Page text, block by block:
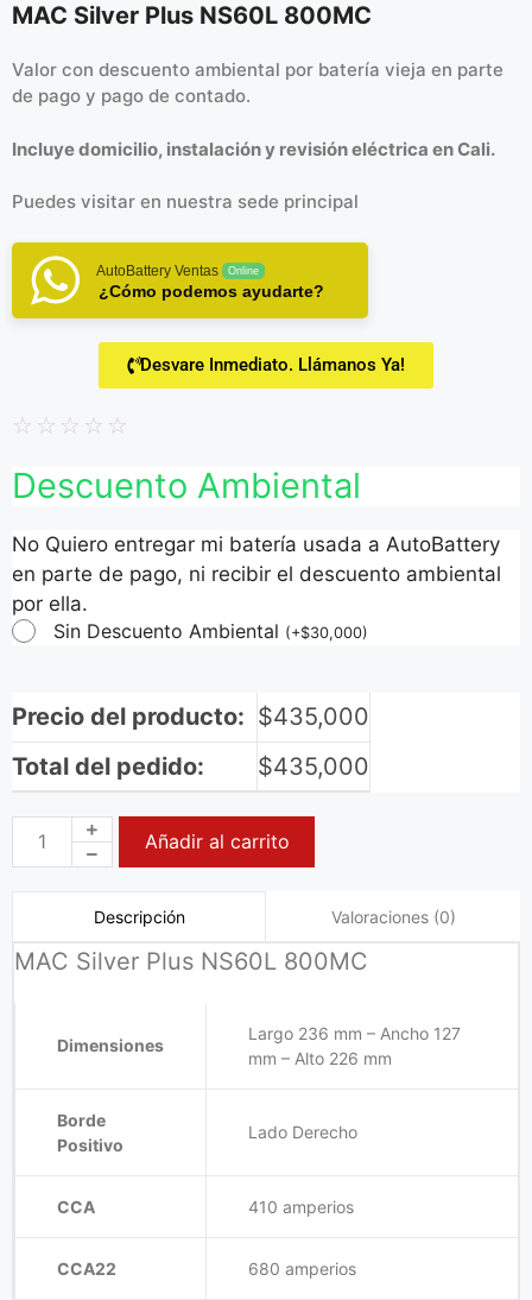
MAC Silver Plus NS60L 800MC
Valor con descuento ambiental por batería vieja en parte
de pago y pago de contado.
Incluye domicilio, instalación y revisión eléctrica en Cali.
Puedes visitar en nuestra sede principal
AutoBattery Ventas Online
¿Cómo podemos ayudarte?
Desvare Inmediato. Llámanos Ya!
☆ ☆ ☆ ☆ ☆
Descuento Ambiental
No Quiero entregar mi batería usada a AutoBattery
en parte de pago, ni recibir el descuento ambiental
por ella.
Sin Descuento Ambiental (+$30,000)
Precio del producto: $435,000
Total del pedido:
$435,000
Añadir al carrito
Descripción Valoraciones (0)
MAC Silver Plus NS60L 800MC
Dimensiones
Largo 236 mm – Ancho 127
mm – Alto 226 mm
Borde
Positivo
Lado Derecho
CCA 410 amperios
CCA22 680 amperios